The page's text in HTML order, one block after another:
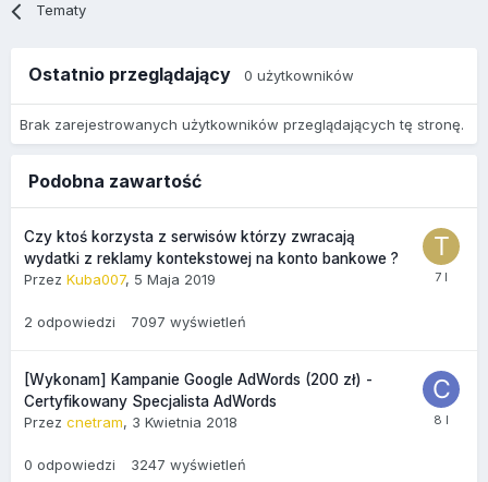
Tematy
Ostatnio przeglądający 0 użytkowników
Brak zarejestrowanych użytkowników przeglądających tę stronę.
Podobna zawartość
Czy ktoś korzysta z serwisów którzy zwracają
wydatki z reklamy kontekstowej na konto bankowe ?
Przez Kuba007, 5 Maja 2019
2 odpowiedzi 7097 wyświetleń
[Wykonam] Kampanie Google AdWords (200 zł) -
Certyfikowany Specjalista AdWords
Przez cnetram, 3 Kwietnia 2018
0 odpowiedzi 3247 wyświetleń